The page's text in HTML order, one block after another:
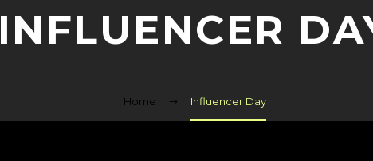
INFLUENCER
Home Influencer Day